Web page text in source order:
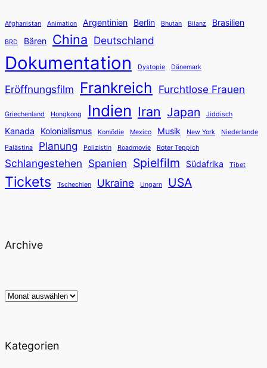
Afghanistan Animation Argentinien Berlin Bhutan Bilanz Brasilien
BRD Bären China Deutschland
Dokumentation Dystopie Dänemark
Eröffnungsfilm Frankreich Furchtlose Frauen
Griechenland Hongkong Indien Iran Japan Jiddisch
Kanada Kolonialismus Komödie Mexico Musik New York
Niederlande
Palästina
Planung Polizistin Roadmovie Roter Teppich
Schlangestehen Spanien Spielfilm Südafrika Tibet
Tickets Tschechien Ukraine Ungarn USA
Archive
Archiv
Kategorien